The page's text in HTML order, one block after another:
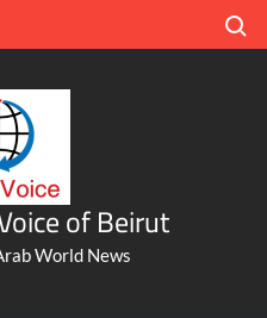
of Beirut
World News